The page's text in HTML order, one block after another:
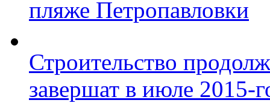
пляже Петропавловки
Строительство
завершат в июле 2015-